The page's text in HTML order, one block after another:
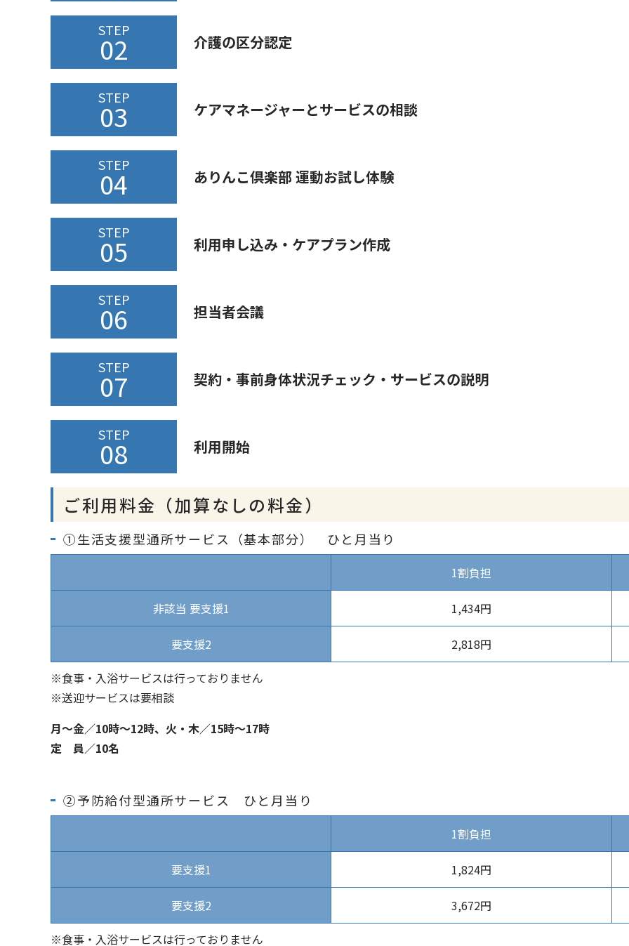
STEP
02 介護の区分認定
STEP
03 ケアマネージャーとサービスの相談
STEP
04 ありんこ倶楽部 運動お試し体験
STEP
05 利用申し込み・ケアプラン作成
STEP
06 担当者会議
STEP
07 契約・事前身体状況チェック・サービスの説明
STEP
08 利用開始
ご利用料金（加算なしの料金）
①生活支援型通所サービス（基本部分） ひと月当り
1割負担
非該当 要支援1 1,434円
要支援2
2,818円
※食事・入浴サービスは行っておりません
※送迎サービスは要相談
月～金／10時～12時、火・木／15時～17時
定 員／10名
②予防給付型通所サービス ひと月当り
1割負担
要支援1 1,824円
要支援2
3,672円
※食事・入浴サービスは行っておりません